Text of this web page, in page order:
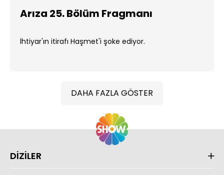
Arıza 25. Bölüm Fragmanı
İhtiyar'ın itirafı Haşmet'i şoke ediyor.
DAHA FAZLA GÖSTER
DİZİLER